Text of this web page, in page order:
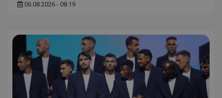
06.08.2026 - 08:19